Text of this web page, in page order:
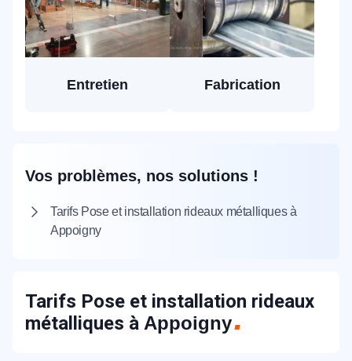
Entretien Fabrication
Vos problèmes, nos solutions !
Tarifs Pose et installation rideaux métalliques à
Appoigny
Tarifs Pose et installation rideaux
métalliques à Appoigny